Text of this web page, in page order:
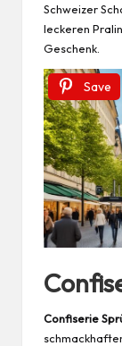
Schweizer
leckeren
Geschenk.
Save
Confiserie